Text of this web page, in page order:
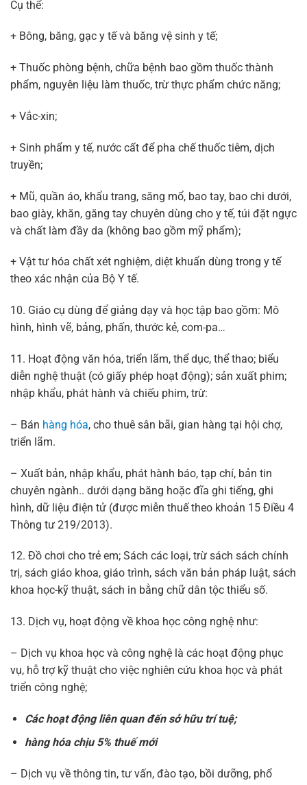
Cụ thể:
+ Bông, băng, gạc y tế và băng vệ sinh y tế;
+ Thuốc phòng bệnh, chữa bệnh bao gồm thuốc thành
phẩm, nguyên liệu làm thuốc, trừ thực phẩm chức năng;
+ Vắc-xin;
+ Sinh phẩm y tế, nước cất để pha chế thuốc tiêm, dịch
truyền;
+ Mũ, quần áo, khẩu trang, săng mổ, bao tay, bao chi dưới,
bao giày, khăn, găng tay chuyên dùng cho y tế, túi đặt ngực
và chất làm đầy da (không bao gồm mỹ phẩm);
+ Vật tư hóa chất xét nghiệm, diệt khuẩn dùng trong y tế
theo xác nhận của Bộ Y tế.
10. Giáo cụ dùng để giảng dạy và học tập bao gồm: Mô
hình, hình vẽ, bảng, phấn, thước kẻ, com-pa…
11. Hoạt động văn hóa, triển lãm, thể dục, thể thao; biểu
diễn nghệ thuật (có giấy phép hoạt động); sản xuất phim;
nhập khẩu, phát hành và chiếu phim, trừ:
– Bán hàng hóa, cho thuê sân bãi, gian hàng tại hội chợ,
triển lãm.
– Xuất bản, nhập khẩu, phát hành báo, tạp chí, bản tin
chuyên ngành.. dưới dạng băng hoặc đĩa ghi tiếng, ghi
hình, dữ liệu điện tử (được miễn thuế theo khoản 15 Điều 4
Thông tư 219/2013).
12. Đồ chơi cho trẻ em; Sách các loại, trừ sách sách chính
trị, sách giáo khoa, giáo trình, sách văn bản pháp luật, sách
khoa học-kỹ thuật, sách in bằng chữ dân tộc thiểu số.
13. Dịch vụ, hoạt động về khoa học công nghệ như:
– Dịch vụ khoa học và công nghệ là các hoạt động phục
vụ, hỗ trợ kỹ thuật cho việc nghiên cứu khoa học và phát
triển công nghệ;
Các hoạt động liên quan đến sở hữu trí tuệ;
hàng hóa chịu 5% thuế mới
– Dịch vụ về thông tin, tư vấn, đào tạo, bồi dưỡng, phổ